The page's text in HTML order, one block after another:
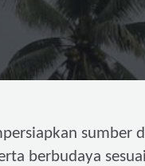
sumber
berbudaya